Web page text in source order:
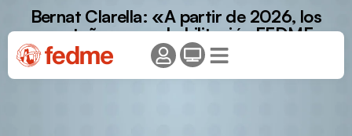
Bernat Clarella: «A partir de 2026, los
montañeros con habilitación FEDME
contarán con descuento en la pernocta en
TODOS los refugios españoles.»